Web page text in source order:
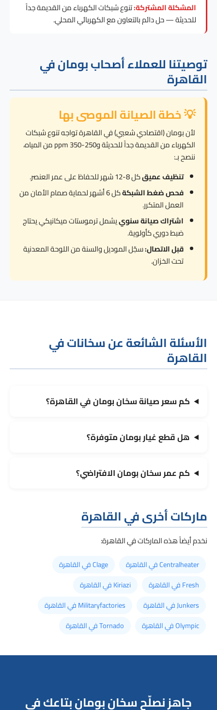
المشكلة المشتركة:تنوع شبكات الكهرباء من القديمة جداً
للحديثة — حل دائم بالتعاون مع الكهربائي المحلي.
توصيتنا للعملاء أصحاب بومان في
القاهرة
💡 خطة الصيانة الموصى بها
لأن بومان (اقتصادي شعبي) في القاهرة تواجه تنوع شبكات
الكهرباء من القديمة جداً للحديثة و250-350 ppm من المياه،
ننصح بـ:
تنظيف عميقكل 8-12 شهر للحفاظ على عمر العنصر.
فحص ضغط الشبكة
كل 6 أشهر لحماية صمام الأمان من
العمل المتكرر.
اشتراك صيانة سنوييشمل ترموستات ميكانيكي يحتاج
ضبط دوري كأولوية.
قبل الاتصال:سجّل الموديل والسنة من اللوحة المعدنية
تحت الخزان.
الأسئلة الشائعة عن سخانات في
القاهرة
كم سعر صيانة سخان بومان في القاهرة؟
هل قطع غيار بومان متوفرة؟
كم عمر سخان بومان الافتراضي؟
ماركات أخرى في القاهرة
نخدم أيضاً هذه الماركات في القاهرة:
Centralheater في القاهرة
Clage في القاهرة
Fresh في القاهرة
Kiriazi في القاهرة
Junkers في القاهرة
Militaryfactories في القاهرة
Olympic في القاهرة
Tornado في القاهرة
جاهز نصلّح سخان بومان بتاعك في